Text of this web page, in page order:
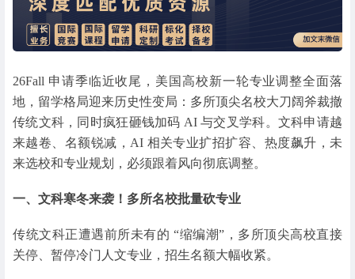
26Fall 申请季临近收尾，美国高校新一轮专业调整全面落
地，留学格局迎来历史性变局：多所顶尖名校大刀阔斧裁撤
传统文科，同时疯狂砸钱加码 AI 与交叉学科。文科申请越
来越卷、名额锐减，AI 相关专业扩招扩容、热度飙升，未
来选校和专业规划，必须跟着风向彻底调整。
一、文科寒冬来袭！多所名校批量砍专业
传统文科正遭遇前所未有的 “缩编潮”，多所顶尖高校直接
关停、暂停冷门人文专业，招生名额大幅收紧。